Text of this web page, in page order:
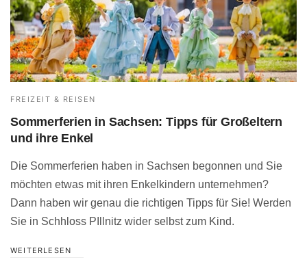
FREIZEIT & REISEN
Sommerferien in Sachsen: Tipps für Großeltern
und ihre Enkel
Die Sommerferien haben in Sachsen begonnen und Sie
möchten etwas mit ihren Enkelkindern unternehmen?
Dann haben wir genau die richtigen Tipps für Sie! Werden
Sie in Schhloss PIllnitz wider selbst zum Kind.
WEITERLESEN